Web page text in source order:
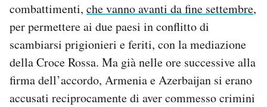
Esci
combattimenti, che vanno avanti da fine settembre,
per permettere ai due paesi in conflitto di
scambiarsi prigionieri e feriti, con la mediazione
della Croce Rossa. Ma già nelle ore successive alla
firma dell’accordo, Armenia e Azerbaijan si erano
accusati reciprocamente di aver commesso crimini